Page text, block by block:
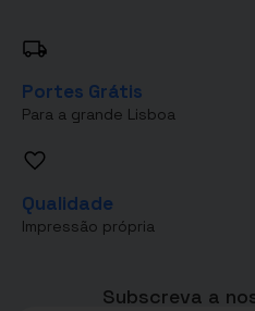
Portes Grátis
Para a grande Lisboa
Qualidade
Impressão própria
Subscreva a